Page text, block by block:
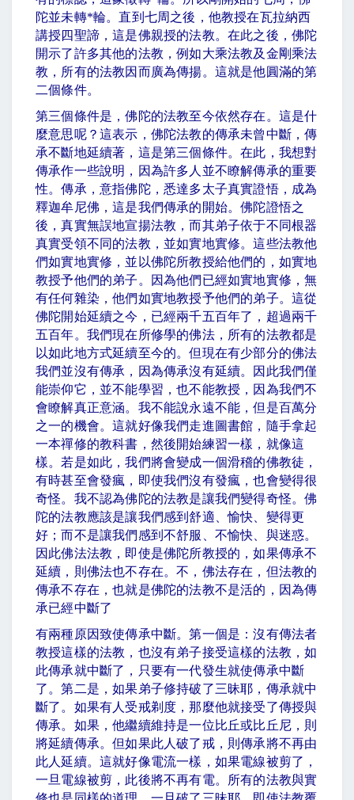
陀並未轉*輪。直到七周之後，他教授在瓦拉納西
講授四聖諦，這是佛親授的法教。在此之後，佛陀
開示了許多其他的法教，例如大乘法教及金剛乘法
教，所有的法教因而廣為傳揚。這就是他圓滿的第
二個條件。
第三個條件是，佛陀的法教至今依然存在。這是什
麼意思呢？這表示，佛陀法教的傳承未曾中斷，傳
承不斷地延續著，這是第三個條件。在此，我想對
傳承作一些說明，因為許多人並不瞭解傳承的重要
性。傳承，意指佛陀，悉達多太子真實證悟，成為
釋迦牟尼佛，這是我們傳承的開始。佛陀證悟之
後，真實無誤地宣揚法教，而其弟子依于不同根器
真實受領不同的法教，並如實地實修。這些法教他
們如實地實修，並以佛陀所教授給他們的，如實地
教授予他們的弟子。因為他們已經如實地實修，無
有任何雜染，他們如實地教授予他們的弟子。這從
佛陀開始延續之今，已經兩千五百年了，超過兩千
五百年。我們現在所修學的佛法，所有的法教都是
以如此地方式延續至今的。但現在有少部分的佛法
我們並沒有傳承，因為傳承沒有延續。因此我們僅
能崇仰它，並不能學習，也不能教授，因為我們不
會瞭解真正意涵。我不能說永遠不能，但是百萬分
之一的機會。這就好像我們走進圖書館，隨手拿起
一本禪修的教科書，然後開始練習一樣，就像這
樣。若是如此，我們將會變成一個滑稽的佛教徒，
有時甚至會發瘋，即使我們沒有發瘋，也會變得很
奇怪。我不認為佛陀的法教是讓我們變得奇怪。佛
陀的法教應該是讓我們感到舒適、愉快、變得更
好；而不是讓我們感到不舒服、不愉快、與迷惑。
因此佛法法教，即使是佛陀所教授的，如果傳承不
延續，則佛法也不存在。不，佛法存在，但法教的
傳承不存在，也就是佛陀的法教不是活的，因為傳
承已經中斷了
有兩種原因致使傳承中斷。第一個是：沒有傳法者
教授這樣的法教，也沒有弟子接受這樣的法教，如
此傳承就中斷了，只要有一代發生就使傳承中斷
了。第二是，如果弟子修持破了三昧耶，傳承就中
斷了。如果有人受戒剃度，那麼他就接受了傳授與
傳承。如果，他繼續維持是一位比丘或比丘尼，則
將延續傳承。但如果此人破了戒，則傳承將不再由
此人延續。這就好像電流一樣，如果電線被剪了，
一旦電線被剪，此後將不再有電。所有的法教與實